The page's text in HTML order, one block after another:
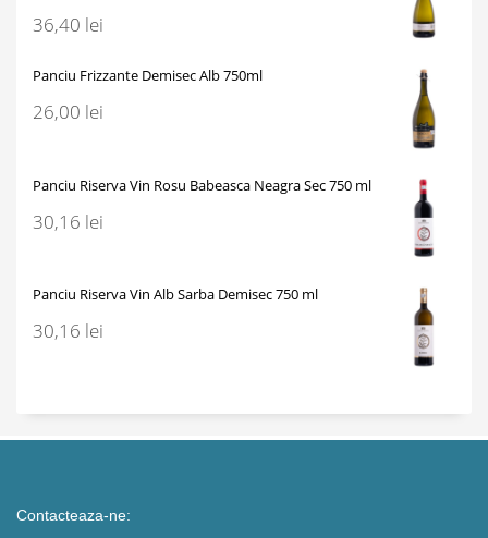
36,40 lei
Panciu Frizzante Demisec Alb 750ml
26,00 lei
Panciu Riserva Vin Rosu Babeasca Neagra Sec 750 ml
30,16 lei
Panciu Riserva Vin Alb Sarba Demisec 750 ml
30,16 lei
Contacteaza-ne: